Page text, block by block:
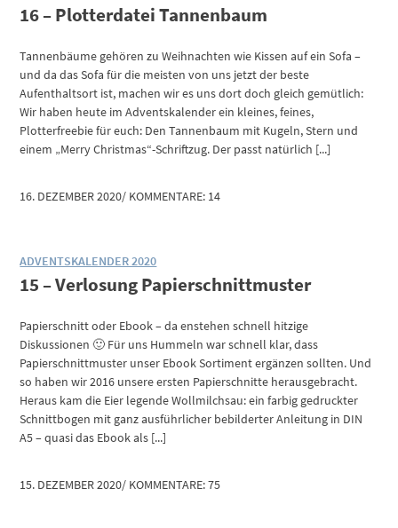
16 – Plotterdatei Tannenbaum
Tannenbäume gehören zu Weihnachten wie Kissen auf ein Sofa –
und da das Sofa für die meisten von uns jetzt der beste
Aufenthaltsort ist, machen wir es uns dort doch gleich gemütlich:
Wir haben heute im Adventskalender ein kleines, feines,
Plotterfreebie für euch: Den Tannenbaum mit Kugeln, Stern und
einem „Merry Christmas“-Schriftzug. Der passt natürlich [...]
16. DEZEMBER 2020/ KOMMENTARE: 14
ADVENTSKALENDER 2020
15 – Verlosung Papierschnittmuster
Papierschnitt oder Ebook – da enstehen schnell hitzige
Diskussionen 🙂 Für uns Hummeln war schnell klar, dass
Papierschnittmuster unser Ebook Sortiment ergänzen sollten. Und
so haben wir 2016 unsere ersten Papierschnitte herausgebracht.
Heraus kam die Eier legende Wollmilchsau: ein farbig gedruckter
Schnittbogen mit ganz ausführlicher bebilderter Anleitung in DIN
A5 – quasi das Ebook als [...]
15. DEZEMBER 2020/ KOMMENTARE: 75